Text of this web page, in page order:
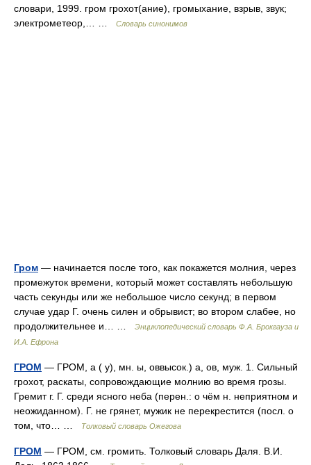
словари, 1999. гром грохот(ание), громыхание, взрыв, звук;
электрометеор,… …
Словарь синонимов
Гром — начинается после того, как покажется молния, через
промежуток времени, который может составлять небольшую
часть секунды или же небольшое число секунд; в первом
случае удар Г. очень силен и обрывист; во втором слабее, но
продолжительнее и… …
Энциклопедический словарь Ф.А. Брокгауза и
И.А. Ефрона
ГРОМ — ГРОМ, а ( у), мн. ы, оввысок.) а, ов, муж. 1. Сильный
грохот, раскаты, сопровождающие молнию во время грозы.
Гремит г. Г. среди ясного неба (перен.: о чём н. неприятном и
неожиданном). Г. не грянет, мужик не перекрестится (посл. о
том, что… …
Толковый словарь Ожегова
ГРОМ — ГРОМ, см. громить. Толковый словарь Даля. В.И.